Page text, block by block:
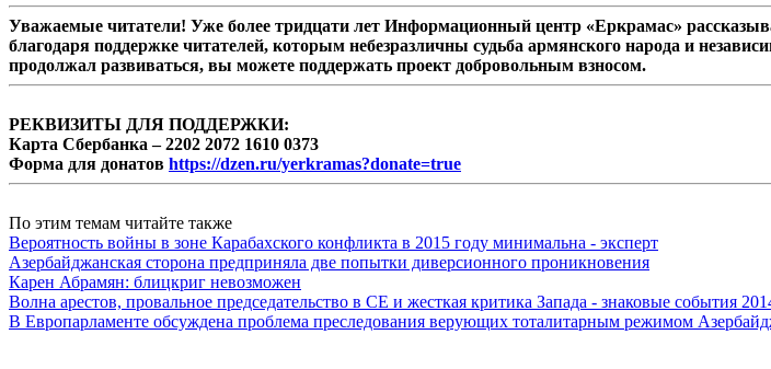
Уважаемые читатели! Уже более тридцати лет Информационный центр «Еркрамас»
благодаря поддержке читателей, которым небезразличны судьба армянского народа и
продолжал развиваться, вы можете поддержать проект добровольным взносом.
РЕКВИЗИТЫ ДЛЯ ПОДДЕРЖКИ:
Карта Сбербанка – 2202 2072 1610 0373
Форма для донатов https://dzen.ru/yerkramas?donate=true
По этим темам читайте также
Вероятность войны в зоне Карабахского конфликта в 2015 году минимальна - эксперт
Азербайджанская сторона предприняла две попытки диверсионного проникновения
Карен Абрамян: блицкриг невозможен
Волна арестов, провальное председательство в СЕ и жесткая критика Запада - знаковые события
В Европарламенте обсуждена проблема преследования верующих тоталитарным режимом